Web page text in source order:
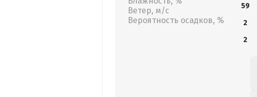
Ветер, м/с
Вероятность осадков, %
59
2
2